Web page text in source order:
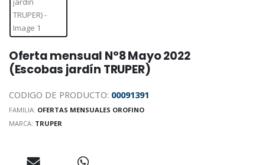
Oferta mensual N°8 Mayo 2022
(Escobas jardín TRUPER)
CODIGO DE PRODUCTO: 00091391
FAMILIA: OFERTAS MENSUALES OROFINO
MARCA: TRUPER